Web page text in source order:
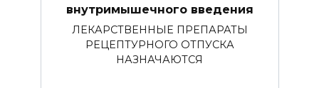
внутримышечного введения
ЛЕКАРСТВЕННЫЕ ПРЕПАРАТЫ
РЕЦЕПТУРНОГО ОТПУСКА
НАЗНАЧАЮТСЯ